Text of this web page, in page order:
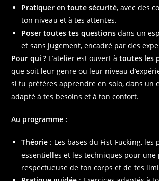
Pratiquer en toute sécurité, avec des
ton niveau et à tes attentes.
Poser toutes tes questions dans un
et sans jugement, encadré par des
Pour qui ? L’atelier est ouvert àtoutes les
que soit leur genre ou leur niveau
si tu préfères apprendre en solo, dans un
adapté à tes besoins et à ton confort.
Au programme :
Théorie : Les bases du Fist-Fucking, les
essentielles et lestechniques pour une
respectueuse de ton corps et de tes